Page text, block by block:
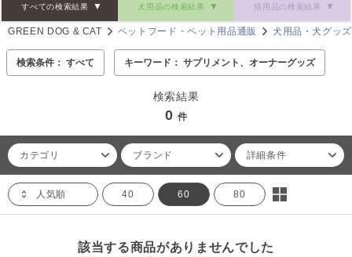
すべての検索結果 犬用品の検索結果 猫用品の検索結果
GREEN DOG & CAT ペットフード・ペット用品通販 犬用品・犬グッズ
検索条件： すべて キーワード： サプリメント、オーナーグッズ
検索結果
0 件
カテゴリ ブランド 詳細条件
人気順 40 60 80
該当する商品がありませんでした